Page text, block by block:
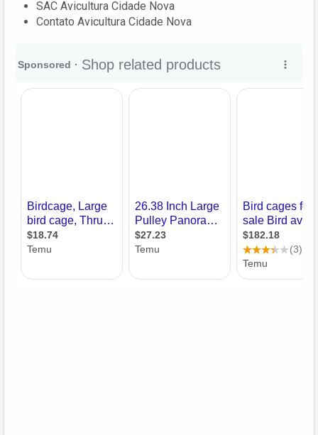
SAC Avicultura Cidade Nova
Contato Avicultura Cidade Nova